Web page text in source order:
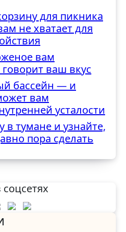
для пикника
не хватает для
вам
ваш вкус
бассейн — и
вам
усталости
в тумане и узнайте,
пора сделать